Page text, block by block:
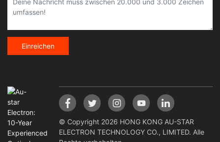
Einreichen
© Copyright 2026 HONG KONG AU-STAR
ELECTRON TECHNOLOGY CO., LIMITED. Alle